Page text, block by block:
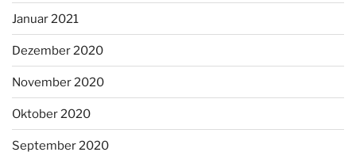
Januar 2021
Dezember 2020
November 2020
Oktober 2020
September 2020